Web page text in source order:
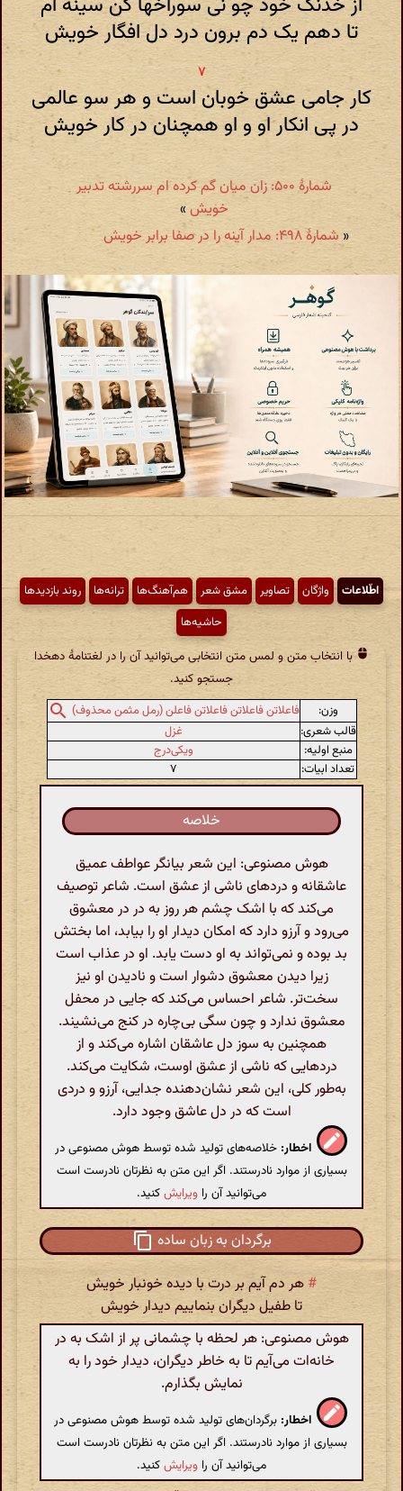
تا دهم یک دم برون درد دل افگار خویش
کار جامی عشق خوبان است و هر سو عالمی
در پی انکار او و او همچنان در کار خویش
شمارهٔ ۵۰۰: زان میان گم کرده ام سررشته تدبیر
خویش»
« شمارهٔ ۴۹۸: مدار آینه را در صفا برابر خویش
اطّلاعات واژگان تصاویر مشق شعر هم‌آهنگ‌ها ترانه‌ها
روند بازدیدها
حاشیه‌ها
با انتخاب متن و لمس متن انتخابی می‌توانید آن را در لغتنامهٔ دهخدا
جستجو کنید.
وزن:
فاعلاتن فاعلاتن فاعلاتن فاعلن (رمل مثمن محذوف)
قالب شعری:
غزل
منبع اولیه:
ویکی‌درج
تعداد ابیات:
۷
خلاصه
هوش مصنوعی: این شعر بیانگر عواطف عمیق
عاشقانه و دردهای ناشی از عشق است. شاعر توصیف
می‌کند که با اشک چشم هر روز به در در معشوق
می‌رود و آرزو دارد که امکان دیدار او را بیابد، اما بختش
بد بوده و نمی‌تواند به او دست یابد. او در عذاب است
زیرا دیدن معشوق دشوار است و نادیدن او نیز
سخت‌تر. شاعر احساس می‌کند که جایی در محفل
معشوق ندارد و چون سگی بی‌چاره در کنج می‌نشیند.
همچنین به سوز دل عاشقان اشاره می‌کند و از
دردهایی که ناشی از عشق اوست، شکایت می‌کند.
به‌طور کلی، این شعر نشان‌دهنده جدایی، آرزو و دردی
است که در دل عاشق وجود دارد.
اخطار: خلاصه‌های تولید شده توسط هوش مصنوعی در
بسیاری از موارد نادرستند. اگر این متن به نظرتان نادرست است
می‌توانید آن را ویرایشکنید.
برگردان به زبان ساده
# هر دم آیم بر درت با دیده خونبار خویش
تا طفیل دیگران بنماییم دیدار خویش
هوش مصنوعی: هر لحظه با چشمانی پر از اشک به در
خانه‌ات می‌آیم تا به خاطر دیگران، دیدار خود را به
نمایش بگذارم.
اخطار: برگردان‌های تولید شده توسط هوش مصنوعی در
بسیاری از موارد نادرستند. اگر این متن به نظرتان نادرست است
می‌توانید آن را ویرایشکنید.